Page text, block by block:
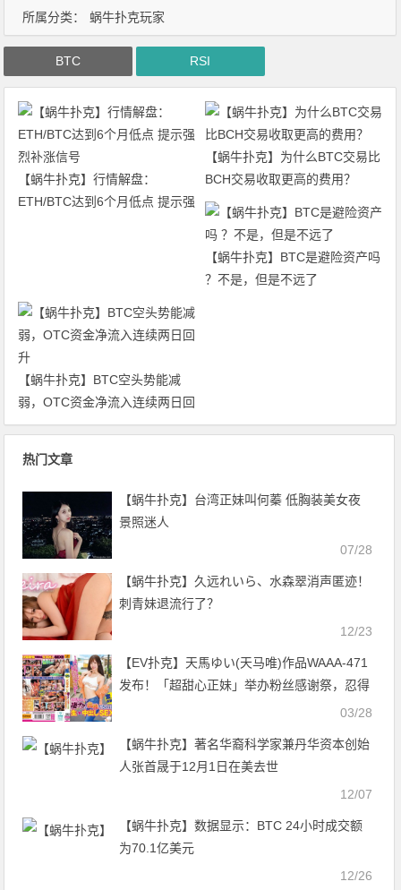
所属分类： 蜗牛扑克玩家
BTC RSI
【蜗牛扑克】行情解盘：
ETH/BTC达到6个月低点 提示强
【蜗牛扑克】为什么BTC交易比
BCH交易收取更高的费用？
【蜗牛扑克】BTC是避险资产吗
？不是，但是不远了
【蜗牛扑克】BTC空头势能减
弱，OTC资金净流入连续两日回
升
热门文章
【蜗牛扑克】台湾正妹叫何蓁 低胸装美女夜
景照迷人
07/28
【蜗牛扑克】久远れいら、水森翠消声匿迹！
刺青妹退流行了？
12/23
【EV扑克】天馬ゆい(天马唯)作品WAAA-471
发布！「超甜心正妹」举办粉丝感谢祭，忍得
03/28
【蜗牛扑克】著名华裔科学家兼丹华资本创始
人张首晟于12月1日在美去世
12/07
【蜗牛扑克】数据显示：BTC 24小时成交额
为70.1亿美元
12/26